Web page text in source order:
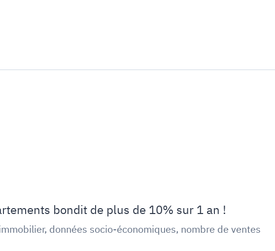
bondit de plus de 10% sur 1 an !
, données socio-économiques, nombre de ventes